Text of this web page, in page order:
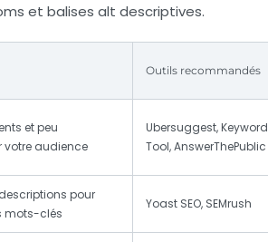
et balises alt descriptives.
Outils recommandés
et peu
votre audience
Ubersuggest, Keyword
Tool, AnswerThePublic
pour
mots-clés
Yoast SEO, SEMrush